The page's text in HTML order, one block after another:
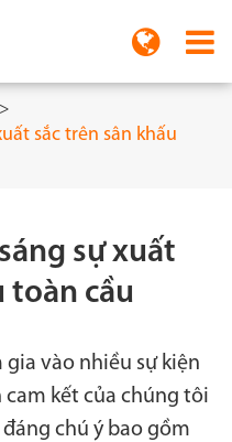
sắc trên sân khấu
sự xuất
toàn cầu
vào nhiều sự kiện
kết của chúng tôi
chú ý bao gồm